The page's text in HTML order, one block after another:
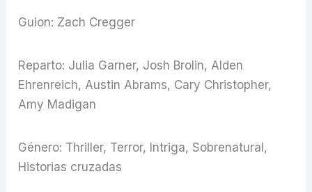
Guion: Zach Cregger
Reparto: Julia Garner, Josh Brolin, Alden
Ehrenreich, Austin Abrams, Cary Christopher,
Amy Madigan
Género: Thriller, Terror, Intriga, Sobrenatural,
Historias cruzadas